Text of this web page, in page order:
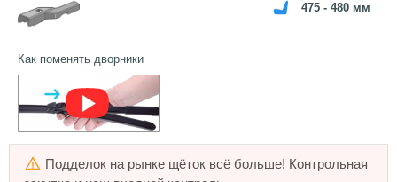
475 - 480 мм
Как поменять дворники
Подделок на рынке щёток всё больше! Контрольная